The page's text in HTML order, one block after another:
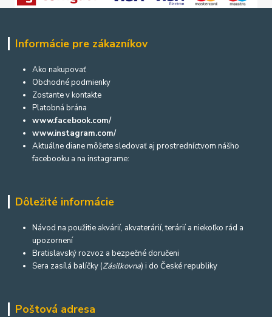
Informácie pre zákazníkov
Ako nakupovať
Obchodné podmienky
Zostante v kontakte
Platobná brána
www.facebook.com/
www.instagram.com/
Aktuálne diane môžete sledovať aj prostredníctvom nášho
facebooku a na instagrame:
Dôležité informácie
Návod na použitie akvárií, akvaterárií, terárií a niekoľko rád a
upozornení
Bratislavský rozvoz a bezpečné doručeni
Sera zasílá balíčky (Zásilkovna) i do České republiky
Poštová adresa